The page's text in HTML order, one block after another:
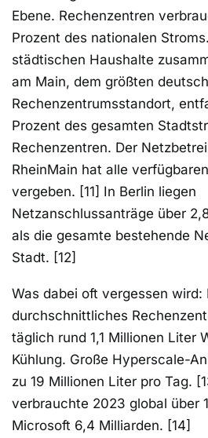
Ebene. Rechenzentren
Prozent des nationalen
städtischen Haushalte
am Main, dem größten
Rechenzentrumsstandort,
Prozent des gesamten
Rechenzentren. Der
RheinMain hat alle
vergeben. [11] In Berlin liegen
Netzanschlussanträge über
als die gesamte bestehende
Stadt. [12]
Was dabei oft vergessen wird:
durchschnittliches
täglich rund 1,1 Millionen Liter
Kühlung. Große Hyperscale-
zu 19 Millionen Liter pro Tag.
verbrauchte 2023 global über
Microsoft 6,4 Milliarden. [14]